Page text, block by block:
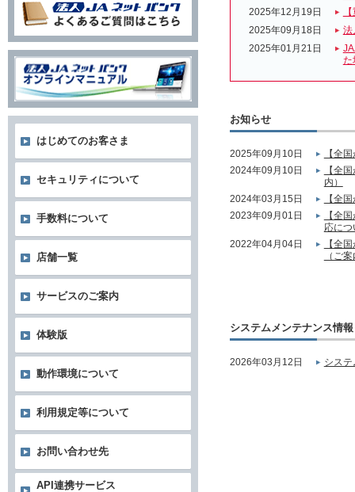
2025年12月19日
2025年09月18日
法
2025年01月21日
た
お知らせ
2025年09月10日
【全
2024年09月10日
【全
内）
2024年03月15日
【全
2023年09月01日
【全
応に
2022年04月04日
【全
（ご
システムメンテナンス情報
2026年03月12日 シス
はじめてのお客さま
セキュリティについて
手数料について
店舗一覧
サービスのご案内
体験版
動作環境について
利用規定等について
お問い合わせ先
API連携サービス